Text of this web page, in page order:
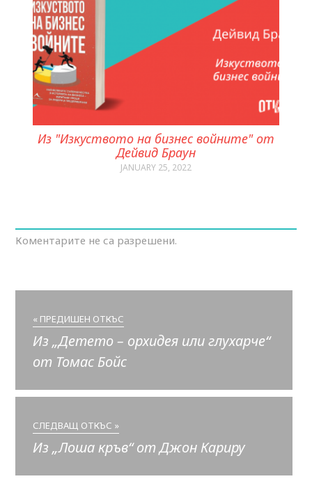
Из "Изкуството на бизнес войните" от
Дейвид Браун
JANUARY 25, 2022
Коментарите не са разрешени.
« ПРЕДИШЕН ОТКЪС
Из „Детето – орхидея или глухарче“
от Томас Бойс
СЛЕДВАЩ ОТКЪС »
Из „Лоша кръв“ от Джон Кариру